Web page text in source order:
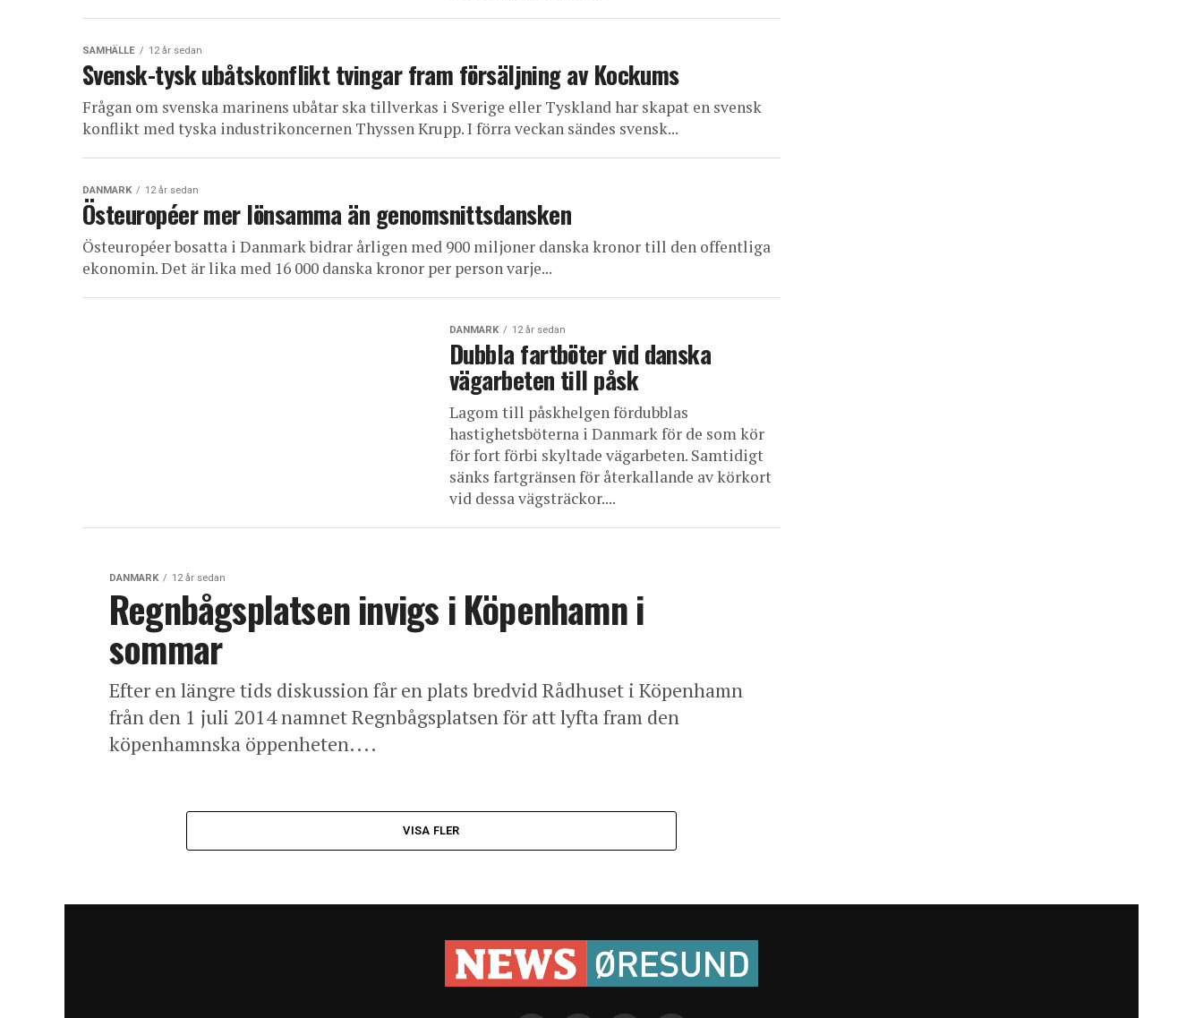
SAMHÄLLE 12 år sedan
Svensk-tysk ubåtskonflikt tvingar fram försäljning av Kockums
Frågan om svenska marinens ubåtar ska tillverkas i Sverige eller Tyskland har skapat en svensk
konflikt med tyska industrikoncernen Thyssen Krupp. I förra veckan sändes svensk...
DANMARK 12 år sedan
Östeuropéer mer lönsamma än genomsnittsdansken
Östeuropéer bosatta i Danmark bidrar årligen med 900 miljoner danska kronor till den offentliga
ekonomin. Det är lika med 16 000 danska kronor per person varje...
DANMARK 12 år sedan
Dubbla fartböter vid danska
vägarbeten till påsk
Lagom till påskhelgen fördubblas
hastighetsböterna i Danmark för de som kör
för fort förbi skyltade vägarbeten. Samtidigt
sänks fartgränsen för återkallande av körkort
vid dessa vägsträckor....
DANMARK 12 år sedan
Regnbågsplatsen invigs i Köpenhamn i
sommar
Efter en längre tids diskussion får en plats bredvid Rådhuset i Köpenhamn
från den 1 juli 2014 namnet Regnbågsplatsen för att lyfta fram den
köpenhamnska öppenheten....
VISA FLER